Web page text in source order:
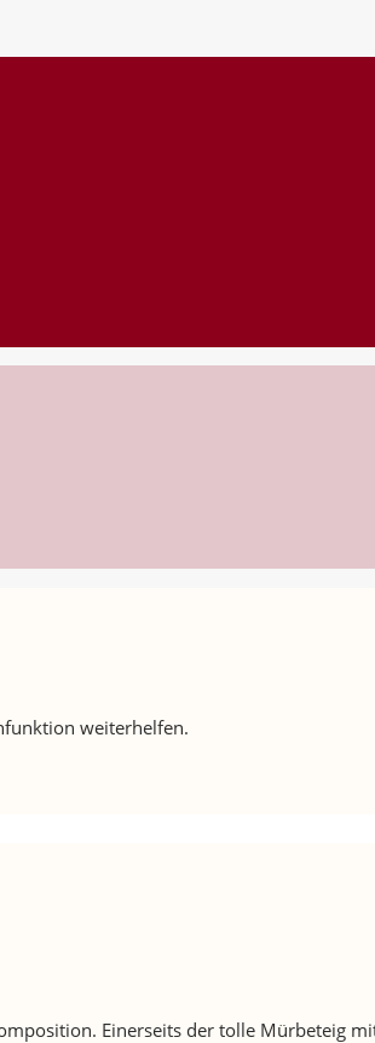
weiterhelfen.
Einerseits der tolle Mürbeteig